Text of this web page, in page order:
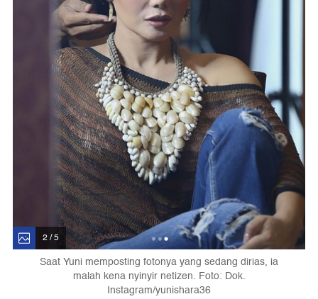
2 / 5
Saat Yuni memposting fotonya yang sedang dirias, ia
malah kena nyinyir netizen. Foto: Dok.
Instagram/yunishara36